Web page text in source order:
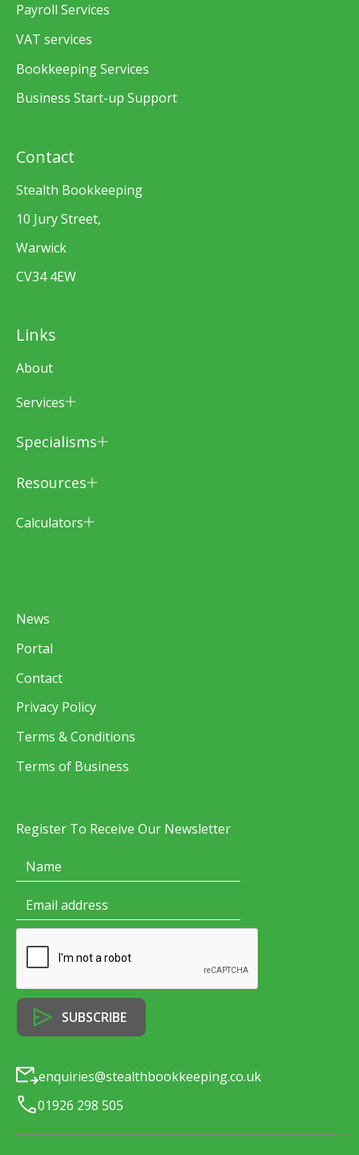
Contact
Stealth Bookkeeping
10 Jury Street,
Warwick
CV34 4EW
Links
About
Services
Specialisms
Resources
Calculators
News
Portal
Contact
Privacy Policy
Terms & Conditions
Terms of Business
Payroll Services
VAT services
Bookkeeping Services
Business Start-up Support
Register To Receive Our Newsletter
enquiries@stealthbookkeeping.co.uk
01926 298 505